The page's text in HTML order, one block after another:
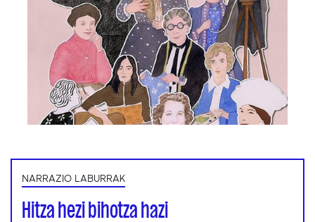
NARRAZIO LABURRAK
Hitza hezi bihotza hazi